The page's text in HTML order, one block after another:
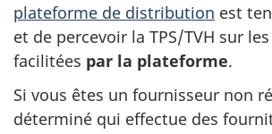
plateforme de distribution est
et de percevoir la TPS/TVH sur
facilitées par la plateforme.
Si vous êtes un fournisseur non
déterminé qui effectue des